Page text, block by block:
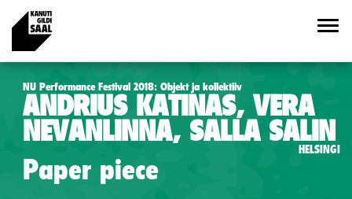
NU Performance Festival 2018: Objekt ja kollektiiv
ANDRIUS KATINAS, VERA
NEVANLINNA, SALLA SALIN
HELSINGI
Paper piece